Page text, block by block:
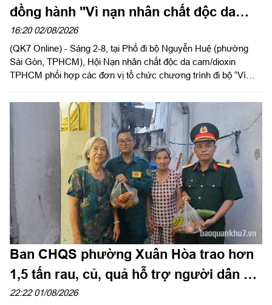
đồng hành "Vì nạn nhân chất độc da
cam"
16:20 02/08/2026
(QK7 Online) - Sáng 2-8, tại Phố đi bộ Nguyễn Huệ (phường
Sài Gòn, TPHCM), Hội Nạn nhân chất độc da cam/dioxin
TPHCM phối hợp các đơn vị tổ chức chương trình đi bộ “Vì
năm Ngày Thảm họa da cam ở Việt Nam (10-8-1961 - 10-8-
Ban CHQS phường Xuân Hòa trao hơn
1,5 tấn rau, củ, quả hỗ trợ người dân có
hoàn cảnh khó khăn
22:22 01/08/2026